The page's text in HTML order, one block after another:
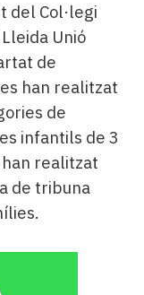
del Col·legi
Unió
de
han realitzat
de
infantils de 3
realitzat
de tribuna